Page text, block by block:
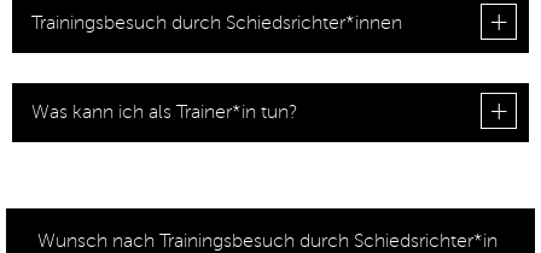
Trainingsbesuch durch Schiedsrichter*innen
Was kann ich als Trainer*in tun?
Wunsch nach Trainingsbesuch durch Schiedsrichter*in